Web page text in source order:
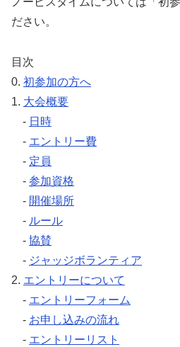
ださい。
目次
0. 初参加の方へ
1. 大会概要
- 日時
- エントリー費
- 定員
- 参加資格
- 開催場所
- ルール
- 協賛
- ジャッジボランティア
2. エントリーについて
- エントリーフォーム
- お申し込みの流れ
- エントリーリスト